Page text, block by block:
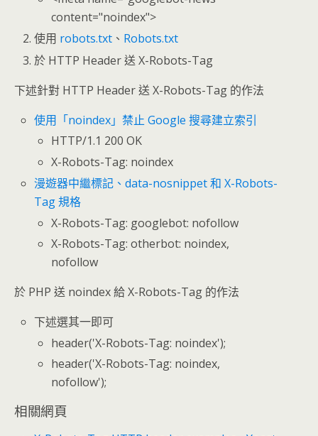
content="noindex">
使用 robots.txt 、 Robots.txt
於 HTTP Header 送 X-Robots-Tag
下述針對 HTTP Header 送 X-Robots-Tag 的作法
使用「noindex」禁止 Google 搜尋建立索引
HTTP/1.1 200 OK
X-Robots-Tag: noindex
漫遊器中繼標記、data-nosnippet 和 X-Robots-
Tag 規格
X-Robots-Tag: googlebot: nofollow
X-Robots-Tag: otherbot: noindex,
nofollow
於 PHP 送 noindex 給 X-Robots-Tag 的作法
下述選其一即可
header('X-Robots-Tag: noindex');
header('X-Robots-Tag: noindex,
nofollow');
相關網頁